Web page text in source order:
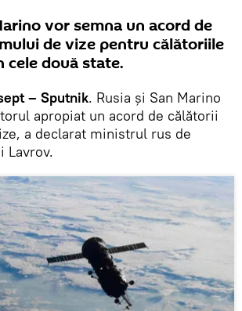
vor semna un acord de
de vize pentru călătoriile
cele două state.
– Sputnik. Rusia și San Marino
apropiat un acord de călătorii
a declarat ministrul rus de
Lavrov.